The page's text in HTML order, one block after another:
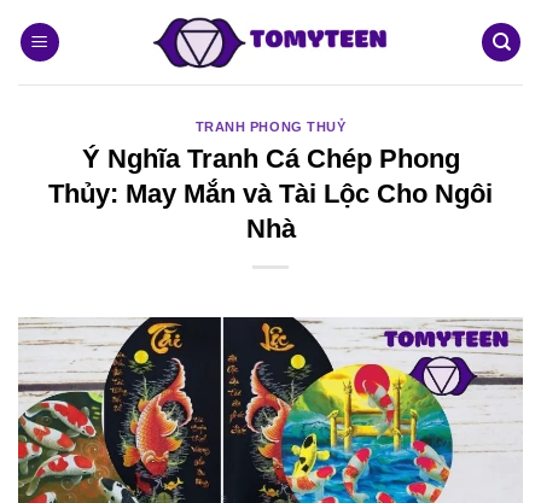
qua
TRANH PHONG THUỶ
Ý Nghĩa Tranh Cá Chép Phong
Thủy: May Mắn và Tài Lộc Cho Ngôi
Nhà